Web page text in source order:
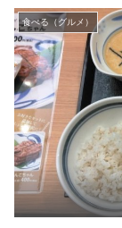
食べる（グルメ）